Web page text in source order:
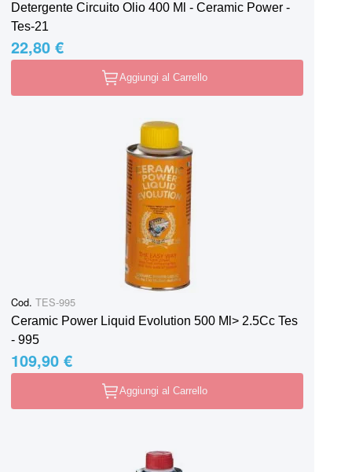
Detergente Circuito Olio 400 Ml - Ceramic Power -
Tes-21
22,80 €
Aggiungi al Carrello
Cod. TES-995
Ceramic Power Liquid Evolution 500 Ml> 2.5Cc Tes
- 995
109,90 €
Aggiungi al Carrello